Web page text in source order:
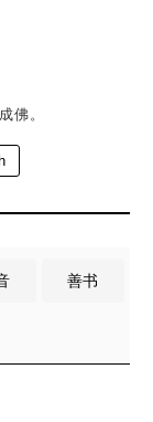
佛。
善书